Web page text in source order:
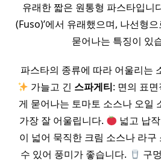
유래한 짧은 원통형 파스타입니
(Fuso)’에서 유래했으며, 나선형
묻어나는 특징이 있
파스타의 종류에 따라 어울리는
가늘고 긴 스파게티: 면의 표
게 묻어나는 토마토 소스나 오일
가장 잘 어울립니다.
넓고 납
이 넓어 묵직한 크림 소스나 라
수 있어 풍미가 좋습니다.
구